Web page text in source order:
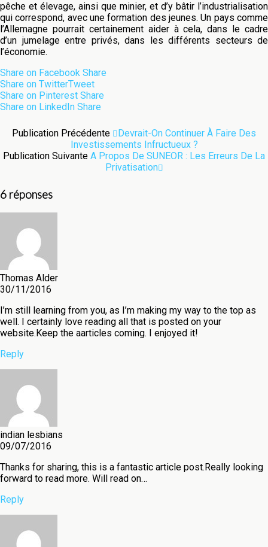
pêche et élevage, ainsi que minier, et d’y bâtir l’industrialisation
qui correspond, avec une formation des jeunes. Un pays comme
l’Allemagne pourrait certainement aider à cela, dans le cadre
d’un jumelage entre privés, dans les différents secteurs de
l’économie.
Share on Facebook Share
Share on TwitterTweet
Share on Pinterest Share
Share on LinkedIn Share
Publication Précédente
Devrait-On Continuer À Faire Des
Investissements Infructueux ?
Publication Suivante A Propos De SUNEOR : Les Erreurs De La
Privatisation
6 réponses
Thomas Alder
30/11/2016
I’m still learning from you, as I’m making my way to the top as
well. I certainly love reading all that is posted on your
website.Keep the aarticles coming. I enjoyed it!
Reply
indian lesbians
09/07/2016
Thanks for sharing, this is a fantastic article post.Really looking
forward to read more. Will read on…
Reply